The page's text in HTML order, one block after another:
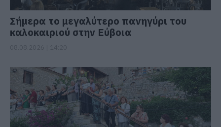
Σήμερα το μεγαλύτερο πανηγύρι του
καλοκαιριού στην Εύβοια